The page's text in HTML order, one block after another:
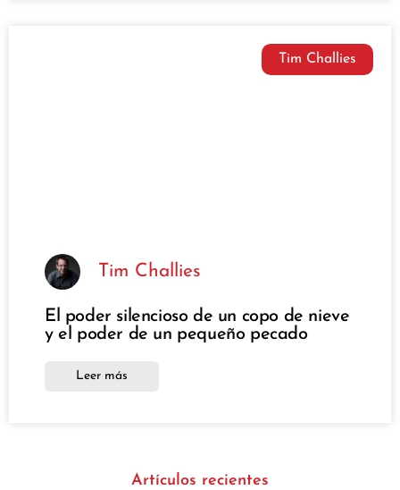
Tim Challies
Tim Challies
El poder silencioso de un copo de nieve
y el poder de un pequeño pecado
Leer más
Artículos recientes